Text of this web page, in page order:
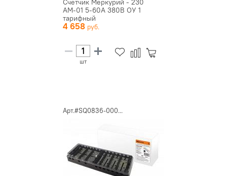
АМ-01 5-60А 380В ОУ 1
тарифный
4 658
шт
Арт.#SQ0836-000...